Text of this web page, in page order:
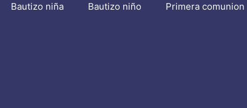
Bautizo niña Bautizo niño Primera comunion